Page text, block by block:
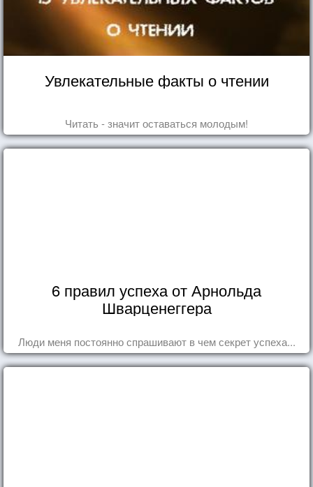
Увлекательные факты о чтении
Читать - значит оставаться молодым!
6 правил успеха от Арнольда
Шварценеггера
Люди меня постоянно спрашивают в чем секрет успеха...